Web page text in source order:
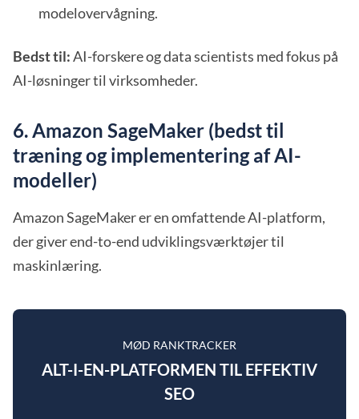
modelovervågning.
Bedst til:AI-forskere og data scientists med fokus på
AI-løsninger til virksomheder.
6. Amazon SageMaker (bedst til
træning og implementering af AI-
modeller)
Amazon SageMaker er en omfattende AI-platform,
der giver end-to-end udviklingsværktøjer til
maskinlæring.
MØD RANKTRACKER
ALT-I-EN-PLATFORMEN TIL EFFEKTIV
SEO